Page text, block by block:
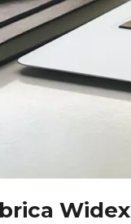
Widex